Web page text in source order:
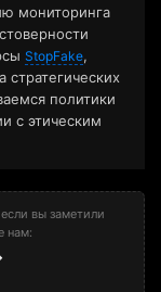
мониторинга
StopFake,
политики
с этическим
вы заметили
нам: